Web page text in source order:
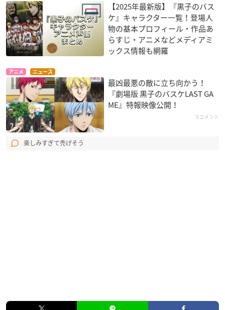
【2025年最新版】『黒子のバス
ケ』キャラクター一覧！登場人
物の基本プロフィール・作品あ
らすじ・アニメなどメディアミ
ックス情報も網羅
アニメ ニュース
最凶最悪の敵に立ち向かう！
『劇場版 黒子のバスケLAST GA
ME』特報映像公開！
9コメント
楽しみすぎて禿げそう